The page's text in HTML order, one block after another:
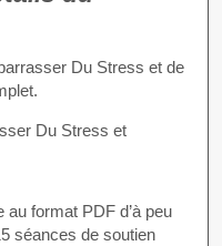
Du Stress et de
au format PDF d’à peu
séances de soutien